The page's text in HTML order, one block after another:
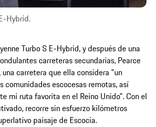
Hybrid.
Turbo S E-Hybrid, y después de una
carreteras secundarias, Pearce
carretera que ella considera "un
comunidades escocesas remotas, así
mi ruta favorita en el Reino Unido". Con el
recorre sin esfuerzo kilómetros
paisaje de Escocia.